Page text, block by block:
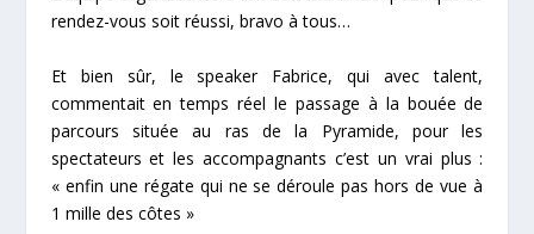
rendez-vous soit réussi, bravo à tous…
Et bien sûr, le speaker Fabrice, qui avec talent,
commentait en temps réel le passage à la bouée de
parcours située au ras de la Pyramide, pour les
spectateurs et les accompagnants c’est un vrai plus :
« enfin une régate qui ne se déroule pas hors de vue à
1 mille des côtes »